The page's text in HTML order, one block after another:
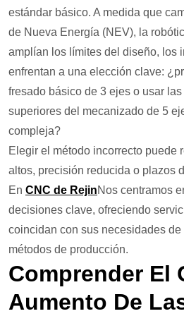
estándar básico. A medida que
de Nueva Energía (NEV), la
amplían los límites del diseño, los
enfrentan a una elección clave:
fresado básico de 3 ejes o usar
superiores del mecanizado de 5
compleja?
Elegir el método incorrecto puede
altos, precisión reducida o plazos
En CNC de RejinNos centramos
decisiones clave, ofreciendo
coincidan con sus necesidades
métodos de producción.
Comprender El
Aumento De